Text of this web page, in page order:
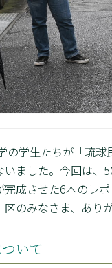
の学生たちが「琉
いました。今回は、
完成させた6本のレ
のみなさま、あり
いて